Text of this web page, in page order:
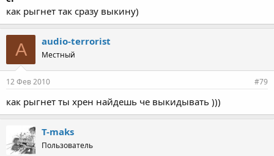
как рыгнет так сразу выкину)
A audio-terrorist
Местный
12 Фев 2010 #79
как рыгнет ты хрен найдешь че выкидывать )))
T-maks
Пользователь